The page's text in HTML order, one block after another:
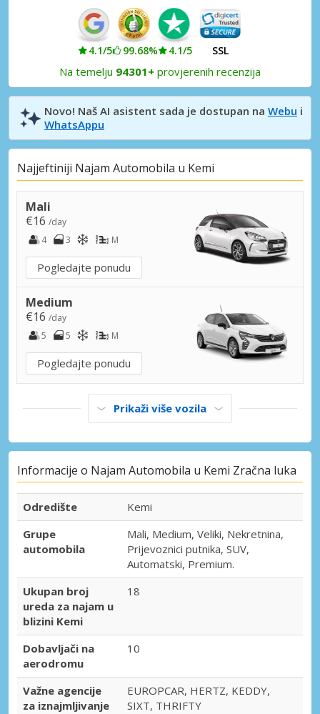
4.1/5 99.68% 4.1/5 SSL
Na temelju 94301+ provjerenih recenzija
Novo! Naš AI asistent sada je dostupan na Webu i
WhatsAppu
Najjeftiniji Najam Automobila u Kemi
Mali
€16 /day
4
3 M
Pogledajte ponudu
Medium
€16 /day
5
5 M
Pogledajte ponudu
Prikaži više vozila
Informacije o Najam Automobila u Kemi Zračna luka
Odredište
Kemi
Grupe
automobila
Mali, Medium, Veliki, Nekretnina,
Prijevoznici putnika, SUV,
Automatski, Premium.
Ukupan broj
ureda za najam u
blizini Kemi
18
Dobavljači na
aerodromu
10
Važne agencije
za iznajmljivanje
EUROPCAR, HERTZ, KEDDY,
SIXT, THRIFTY